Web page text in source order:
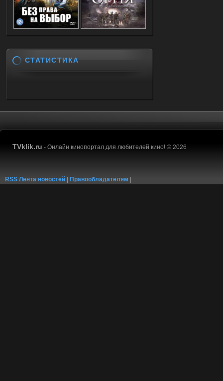
СТАТИСТИКА
TVklik.ru - Онлайн кинопортал для любителей кино! © 2026
RSS Лента новостей Правообладателям